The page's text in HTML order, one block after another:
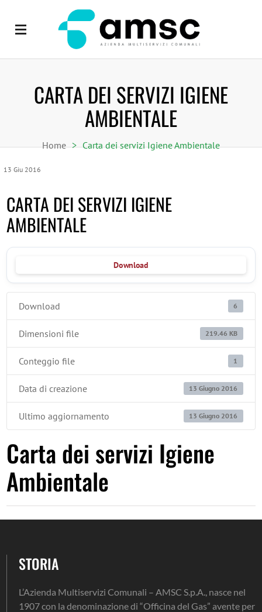
CARTA DEI SERVIZI IGIENE
AMBIENTALE
Home > Carta dei servizi Igiene Ambientale
13 Giu 2016
CARTA DEI SERVIZI IGIENE
AMBIENTALE
Download
Download 6
Dimensioni file 219.46 KB
Conteggio file 1
Data di creazione 13 Giugno 2016
Ultimo aggiornamento 13 Giugno 2016
Carta dei servizi Igiene
Ambientale
STORIA
L’Azienda Multiservizi Comunali – AMSC S.p.A., nasce nel
1907 con la denominazione di “Officina del Gas” avente per